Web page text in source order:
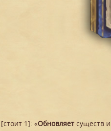
[стоит 1]: «Обновляет существ